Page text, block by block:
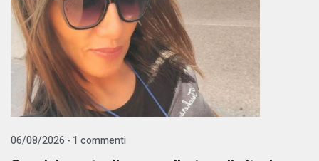
06/08/2026 - 1 commenti